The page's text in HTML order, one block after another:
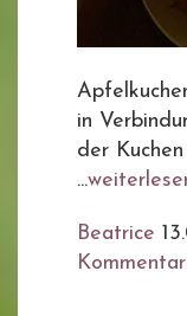
in
der
...
Beatrice